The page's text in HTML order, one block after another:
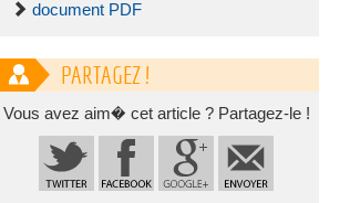
document PDF
PARTAGEZ !
Vous avez aim� cet article ? Partagez-le !